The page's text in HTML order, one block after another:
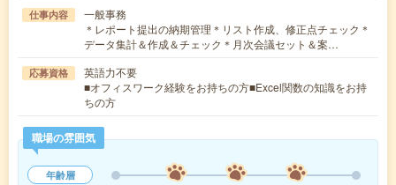
仕事内容
一般事務
＊レポート提出の納期管理＊リスト作成、修正点チェック＊
データ集計＆作成＆チェック＊月次会議セット＆案…
応募資格
英語力不要
■オフィスワーク経験をお持ちの方■Excel関数の知識をお持
ちの方
職場の雰囲気
年齢層